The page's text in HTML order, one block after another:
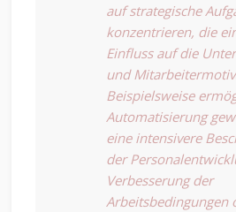
auf strategische
konzentrieren, die
Einfluss auf die
und
Beispielsweise
Automatisierung
eine intensivere
der
Verbesserung der
Arbeitsbedingungen